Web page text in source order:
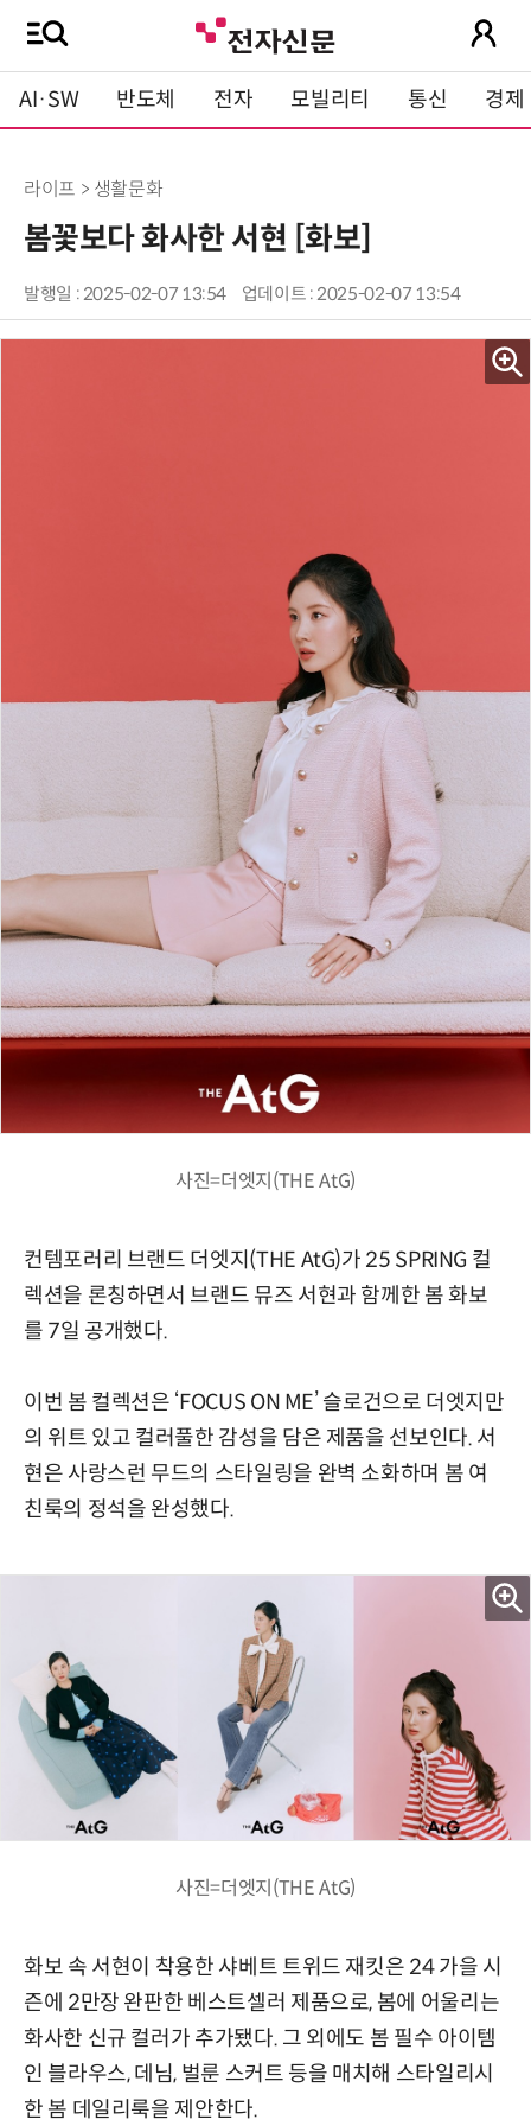
AI·SW 반도체 전자 모빌리티 통신 경제
라이프 > 생활문화
봄꽃보다 화사한 서현 [화보]
발행일 : 2025-02-07 13:54 업데이트 : 2025-02-07 13:54
사진=더엣지(THE AtG)
컨템포러리 브랜드 더엣지(THE AtG)가 25 SPRING 컬
렉션을 론칭하면서 브랜드 뮤즈 서현과 함께한 봄 화보
를 7일 공개했다.
이번 봄 컬렉션은 ‘FOCUS ON ME’ 슬로건으로 더엣지만
의 위트 있고 컬러풀한 감성을 담은 제품을 선보인다. 서
현은 사랑스런 무드의 스타일링을 완벽 소화하며 봄 여
친룩의 정석을 완성했다.
사진=더엣지(THE AtG)
화보 속 서현이 착용한 샤베트 트위드 재킷은 24 가을 시
즌에 2만장 완판한 베스트셀러 제품으로, 봄에 어울리는
화사한 신규 컬러가 추가됐다. 그 외에도 봄 필수 아이템
인 블라우스, 데님, 벌룬 스커트 등을 매치해 스타일리시
한 봄 데일리룩을 제안한다.